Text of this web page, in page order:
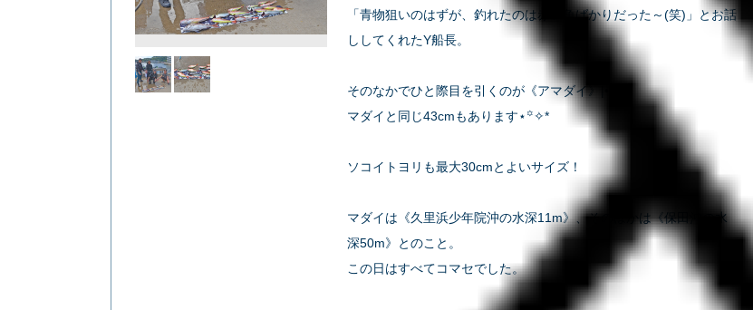
「青物狙いのはずが、釣れたのは赤い魚ばかりだった～(笑)」とお話
ししてくれたY船長。
そのなかでひと際目を引くのが《アマダイ》|•'-'•)
マダイと同じ43cmもあります⋆꙳✧*
ソコイトヨリも最大30cmとよいサイズ！
マダイは《久里浜少年院沖の水深11m》、そのほかは《保田沖の水
深50m》とのこと。
この日はすべてコマセでした。